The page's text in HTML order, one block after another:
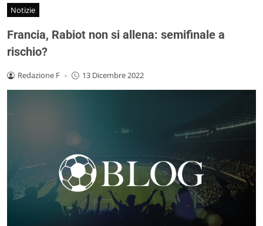
Notizie
Francia, Rabiot non si allena: semifinale a
rischio?
Redazione F - 13 Dicembre 2022